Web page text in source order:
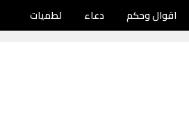
اقوال وحكم دعاء لطميات